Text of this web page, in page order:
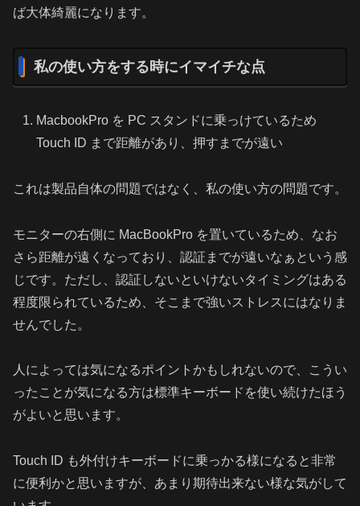
ば大体綺麗になります。
私の使い方をする時にイマイチな点
MacbookPro を PC スタンドに乗っけているため
Touch ID まで距離があり、押すまでが遠い
これは製品自体の問題ではなく、私の使い方の問題です。
モニターの右側に MacBookPro を置いているため、なお
さら距離が遠くなっており、認証までが遠いなぁという感
じです。ただし、認証しないといけないタイミングはある
程度限られているため、そこまで強いストレスにはなりま
せんでした。
人によっては気になるポイントかもしれないので、こうい
ったことが気になる方は標準キーボードを使い続けたほう
がよいと思います。
Touch ID も外付けキーボードに乗っかる様になると非常
に便利かと思いますが、あまり期待出来ない様な気がして